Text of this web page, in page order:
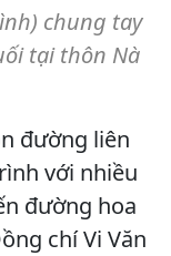
chung tay
tại thôn Nà
đường liên
với nhiều
đường hoa
chí Vi Văn